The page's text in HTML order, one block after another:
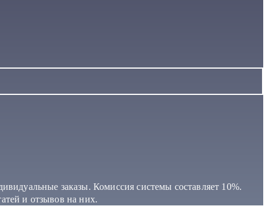
заказы. Комиссия системы составляет 10%.
и отзывов на них.